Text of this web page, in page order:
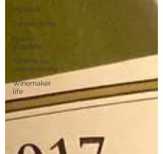
MyWine
Dicono di me
Nuove
scoperte
Kantina su
Gastronomika
Winemaker
life